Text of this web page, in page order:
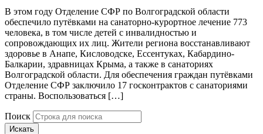
В этом году Отделение СФР по Волгоградской области
обеспечило путёвками на санаторно-курортное лечение 773
человека, в том числе детей с инвалидностью и
сопровождающих их лиц. Жители региона восстанавливают
здоровье в Анапе, Кисловодске, Ессентуках, Кабардино-
Балкарии, здравницах Крыма, а также в санаториях
Волгоградской области. Для обеспечения граждан путёвками
Отделение СФР заключило 17 госконтрактов с санаториями
страны. Воспользоваться […]
Поиск
Искать